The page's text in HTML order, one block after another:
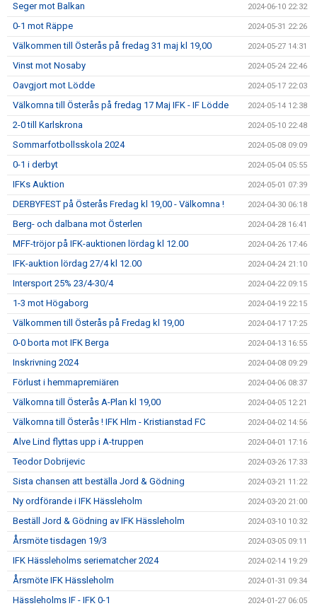
Seger mot Balkan 2024-06-10 22:32
0-1 mot Räppe 2024-05-31 22:26
Välkommen till Österås på fredag 31 maj kl 19,00 2024-05-27 14:31
Vinst mot Nosaby 2024-05-24 22:46
Oavgjort mot Lödde 2024-05-17 22:03
Välkomna till Österås på fredag 17 Maj IFK - IF Lödde 2024-05-14 12:38
2-0 till Karlskrona 2024-05-10 22:48
Sommarfotbollsskola 2024 2024-05-08 09:09
0-1 i derbyt 2024-05-04 05:55
IFKs Auktion 2024-05-01 07:39
DERBYFEST på Österås Fredag kl 19,00 - Välkomna ! 2024-04-30 06:18
Berg- och dalbana mot Österlen 2024-04-28 16:41
MFF-tröjor på IFK-auktionen lördag kl 12.00 2024-04-26 17:46
IFK-auktion lördag 27/4 kl 12.00 2024-04-24 21:10
Intersport 25% 23/4-30/4 2024-04-22 09:15
1-3 mot Högaborg 2024-04-19 22:15
Välkommen till Österås på Fredag kl 19,00 2024-04-17 17:25
0-0 borta mot IFK Berga 2024-04-13 16:55
Inskrivning 2024 2024-04-08 09:29
Förlust i hemmapremiären 2024-04-06 08:37
Välkomna till Österås A-Plan kl 19,00 2024-04-05 12:21
Välkomna till Österås ! IFK Hlm - Kristianstad FC 2024-04-02 14:56
Alve Lind flyttas upp i A-truppen 2024-04-01 17:16
Teodor Dobrijevic 2024-03-26 17:33
Sista chansen att beställa Jord & Gödning 2024-03-21 11:22
Ny ordförande i IFK Hässleholm 2024-03-20 21:00
Beställ Jord & Gödning av IFK Hässleholm 2024-03-10 10:32
Årsmöte tisdagen 19/3 2024-03-05 09:11
IFK Hässleholms seriematcher 2024 2024-02-14 19:29
Årsmöte IFK Hässleholm 2024-01-31 09:34
Hässleholms IF - IFK 0-1 2024-01-27 06:05